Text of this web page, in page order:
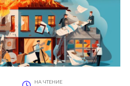
НА ЧТЕНИЕ